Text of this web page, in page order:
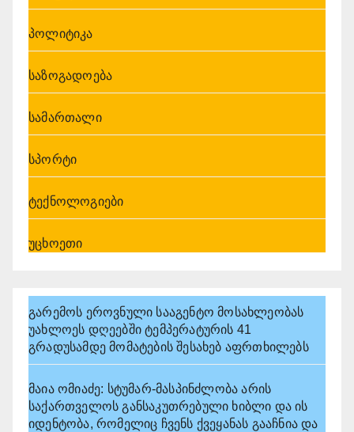
პოლიტიკა
საზოგადოება
სამართალი
სპორტი
ტექნოლოგიები
უცხოეთი
გარემოს ეროვნული სააგენტო მოსახლეობას
უახლოეს დღეებში ტემპერატურის 41
გრადუსამდე მომატების შესახებ აფრთხილებს
მაია ომიაძე: სტუმარ-მასპინძლობა არის
საქართველოს განსაკუთრებული ხიბლი და ის
იდენტობა, რომელიც ჩვენს ქვეყანას გააჩნია და